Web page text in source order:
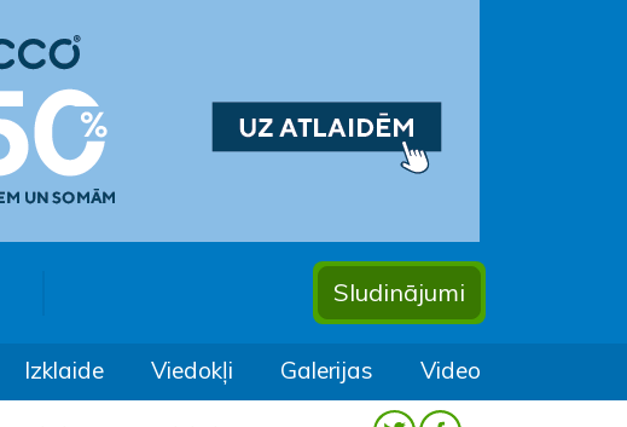
Sludinājumi
Izklaide Viedokļi Galerijas Video